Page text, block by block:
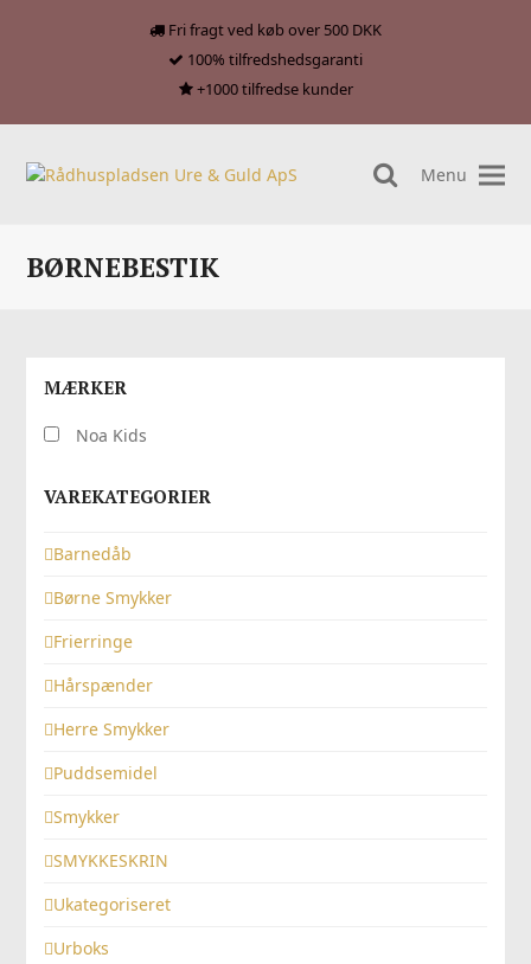
Fri fragt ved køb over 500 DKK
100% tilfredshedsgaranti
+1000 tilfredse kunder
search
Menu
BØRNEBESTIK
MÆRKER
Noa Kids
VAREKATEGORIER
Barnedåb
Børne Smykker
Frierringe
Hårspænder
Herre Smykker
Puddsemidel
Smykker
SMYKKESKRIN
Ukategoriseret
Urboks